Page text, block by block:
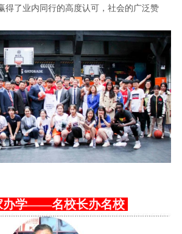
得了业内同行的高度认可，社会的广泛赞
办学——名校长办名校